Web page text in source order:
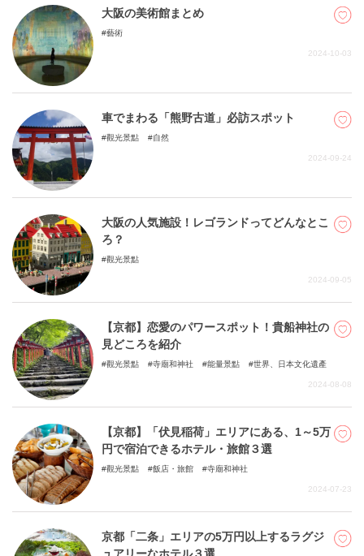
大阪の美術館まとめ
藝術
2024-10-03
車でまわる「熊野古道」必訪スポット
觀光景點 自然
2024-09-24
大阪の人気施設！レゴランドってどんなとこ
ろ？
觀光景點
2024-09-05
【京都】恋愛のパワースポット！貴船神社の
見どころを紹介
觀光景點 寺廟和神社 能量景點 世界、日本文化遺產
2024-08-08
【京都】「伏見稲荷」エリアにある、1～5万
円で宿泊できるホテル・旅館３選
觀光景點 飯店・旅館 寺廟和神社
2024-07-23
京都「二条」エリアの5万円以上するラグジ